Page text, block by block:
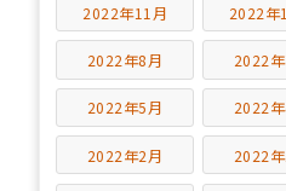
2022年11月 2022年
2022年8月 2022
2022年5月 2022
2022年2月 2022